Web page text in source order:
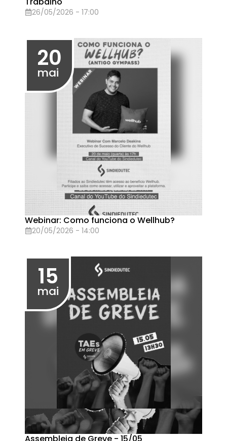
Assembleia de Greve - 24/04
24/04/2026 - 13:30
Assembleia de Greve - 17/04
17/04/2026 - 13:30
16